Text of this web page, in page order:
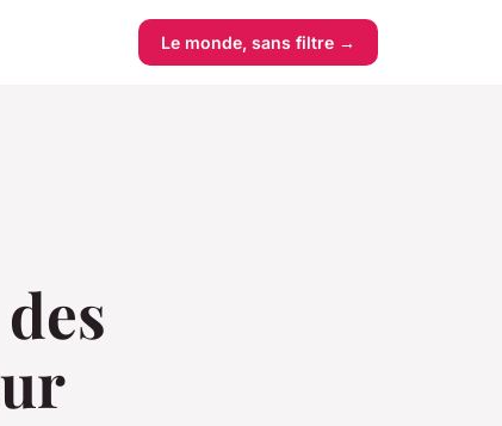
Le monde, sans filtre →